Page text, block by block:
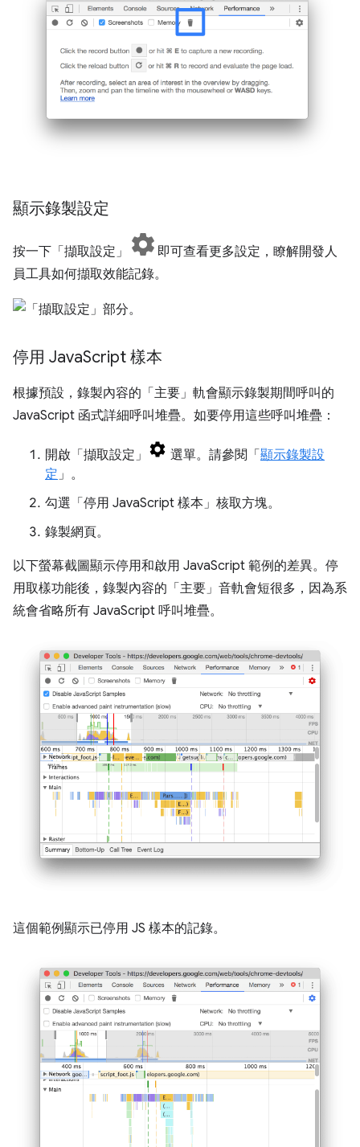
顯示錄製設定
按一下「擷取設定」
即可查看更多設定，瞭解開發人
員工具如何擷取效能記錄。
停用 JavaScript 樣本
根據預設，錄製內容的「主要」 軌會顯示錄製期間呼叫的
JavaScript 函式詳細呼叫堆疊。如要停用這些呼叫堆疊：
開啟「擷取設定」 選單。請參閱「 顯示錄製設
定」。
勾選「停用 JavaScript 樣本」 核取方塊。
錄製網頁。
以下螢幕截圖顯示停用和啟用 JavaScript 範例的差異。停
用取樣功能後，錄製內容的「主要」 音軌會短很多，因為系
統會省略所有 JavaScript 呼叫堆疊。
這個範例顯示已停用 JS 樣本的記錄。